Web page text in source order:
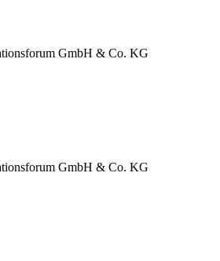
GmbH & Co. KG
GmbH & Co. KG